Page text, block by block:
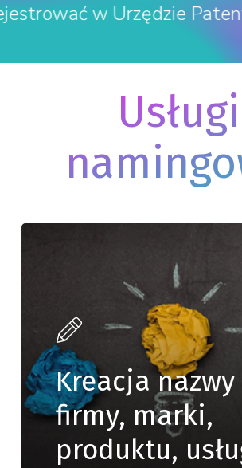
w Urzędzie Patentowym
Usługi
Kreacja nazwy
firmy, marki,
produktu,